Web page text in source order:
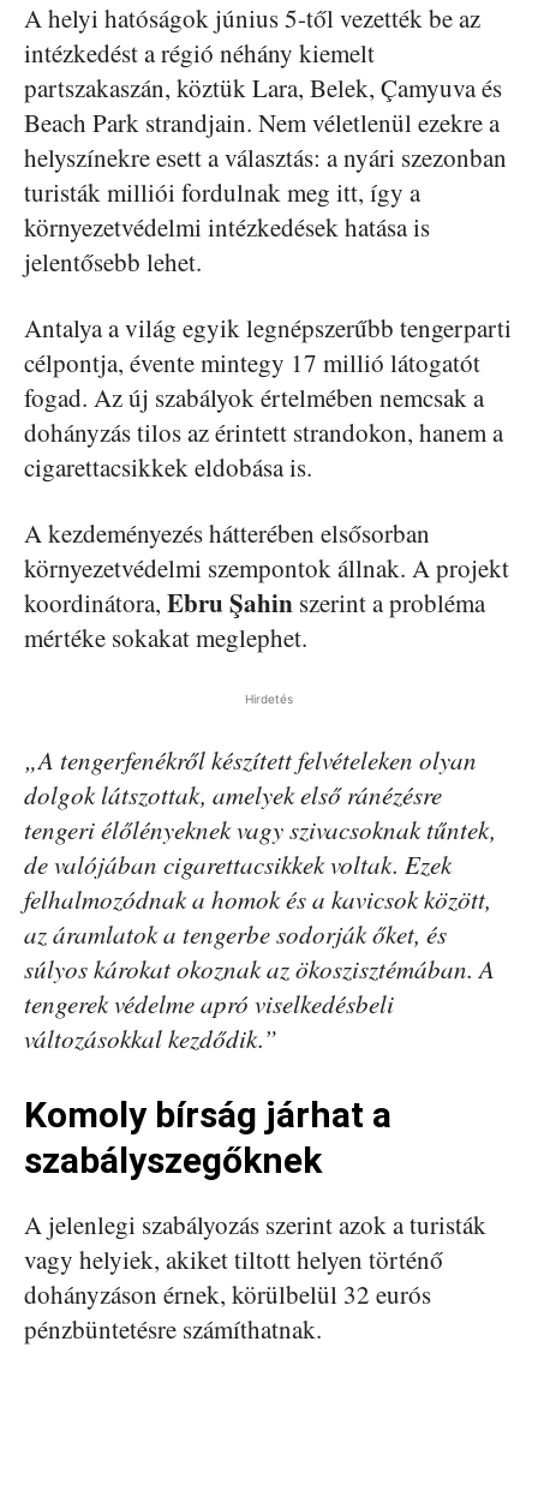
A helyi hatóságok június 5-től vezették be az
intézkedést a régió néhány kiemelt
partszakaszán, köztük Lara, Belek, Çamyuva és
Beach Park strandjain. Nem véletlenül ezekre a
helyszínekre esett a választás: a nyári szezonban
turisták milliói fordulnak meg itt, így a
környezetvédelmi intézkedések hatása is
jelentősebb lehet.
Antalya a világ egyik legnépszerűbb tengerparti
célpontja, évente mintegy 17 millió látogatót
fogad. Az új szabályok értelmében nemcsak a
dohányzás tilos az érintett strandokon, hanem a
cigarettacsikkek eldobása is.
A kezdeményezés hátterében elsősorban
környezetvédelmi szempontok állnak. A projekt
koordinátora, Ebru Şahin szerint a probléma
mértéke sokakat meglephet.
Hirdetés
„A tengerfenékről készített felvételeken olyan
dolgok látszottak, amelyek első ránézésre
tengeri élőlényeknek vagy szivacsoknak tűntek,
de valójában cigarettacsikkek voltak. Ezek
felhalmozódnak a homok és a kavicsok között,
az áramlatok a tengerbe sodorják őket, és
súlyos károkat okoznak az ökoszisztémában. A
tengerek védelme apró viselkedésbeli
változásokkal kezdődik.”
Komoly bírság járhat a
szabályszegőknek
A jelenlegi szabályozás szerint azok a turisták
vagy helyiek, akiket tiltott helyen történő
dohányzáson érnek, körülbelül 32 eurós
pénzbüntetésre számíthatnak.